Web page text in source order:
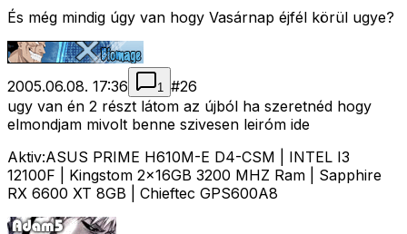
És még mindig úgy van hogy Vasárnap éjfél körül ugye?
2005.06.08. 17:36 1 #26
ugy van én 2 részt látom az újból ha szeretnéd hogy
elmondjam mivolt benne szivesen leiróm ide
Aktiv:ASUS PRIME H610M-E D4-CSM | INTEL I3
12100F | Kingstom 2x16GB 3200 MHZ Ram | Sapphire
RX 6600 XT 8GB | Chieftec GPS600A8